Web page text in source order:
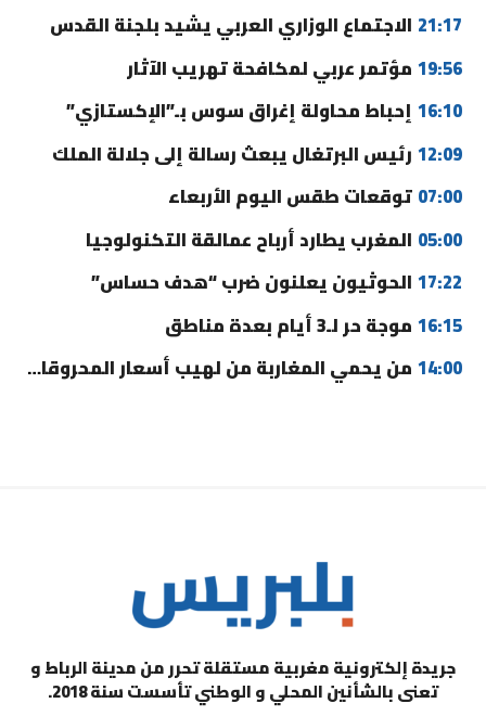
21:17 الاجتماع الوزاري العربي يشيد بلجنة القدس
19:56 مؤتمر عربي لمكافحة تهريب الآثار
16:10 إحباط محاولة إغراق سوس بـ”الإكستازي”
12:09 رئيس البرتغال يبعث رسالة إلى جلالة الملك
07:00 توقعات طقس اليوم الأربعاء
05:00 المغرب يطارد أرباح عمالقة التكنولوجيا
17:22 الحوثيون يعلنون ضرب “هدف حساس”
16:15 موجة حر لـ3 أيام بعدة مناطق
14:00 من يحمي المغاربة من لهيب أسعار المحروقات؟
جريدة إلكترونية مغربية مستقلة تحرر من مدينة الرباط و
تعنى بالشأنين المحلي و الوطني تأسست سنة 2018.